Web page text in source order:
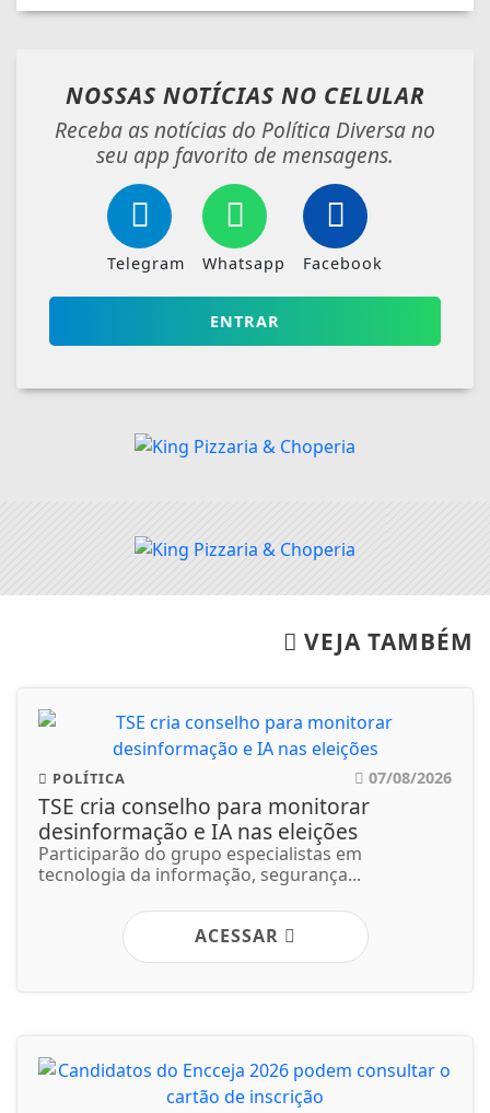
NOSSAS NOTÍCIAS NO CELULAR
Receba as notícias do Política Diversa no
seu app favorito de mensagens.
Telegram Whatsapp Facebook
ENTRAR
VEJA TAMBÉM
POLÍTICA 07/08/2026
TSE cria conselho para monitorar
desinformação e IA nas eleições
Participarão do grupo especialistas em
tecnologia da informação, segurança...
ACESSAR